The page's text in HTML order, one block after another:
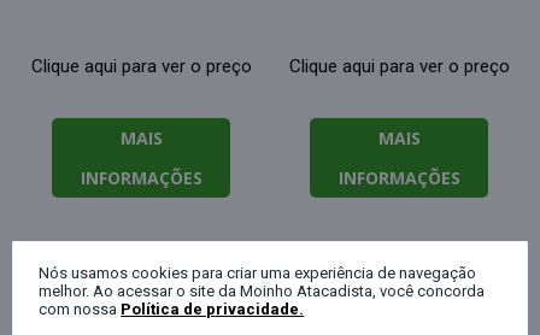
Clique aqui para ver o preço
MAIS
INFORMAÇÕES
Clique aqui para ver o preço
MAIS
INFORMAÇÕES
QUEM COMPROU ESTE PRODUTO,
Nós usamos cookies para criar uma experiência de navegação
melhor. Ao acessar o site da Moinho Atacadista, você concorda
com nossa Política de privacidade.